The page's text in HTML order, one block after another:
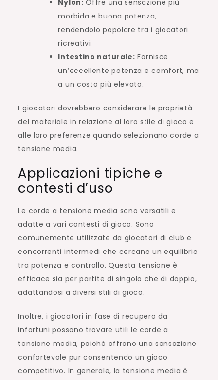
Nylon: Offre una sensazione più
morbida e buona potenza,
rendendolo popolare tra i giocatori
ricreativi.
Intestino naturale: Fornisce
un’eccellente potenza e comfort, ma
a un costo più elevato.
I giocatori dovrebbero considerare le proprietà
del materiale in relazione al loro stile di gioco e
alle loro preferenze quando selezionano corde a
tensione media.
Applicazioni tipiche e
contesti d’uso
Le corde a tensione media sono versatili e
adatte a vari contesti di gioco. Sono
comunemente utilizzate da giocatori di club e
concorrenti intermedi che cercano un equilibrio
tra potenza e controllo. Questa tensione è
efficace sia per partite di singolo che di doppio,
adattandosi a diversi stili di gioco.
Inoltre, i giocatori in fase di recupero da
infortuni possono trovare utili le corde a
tensione media, poiché offrono una sensazione
confortevole pur consentendo un gioco
competitivo. In generale, la tensione media è